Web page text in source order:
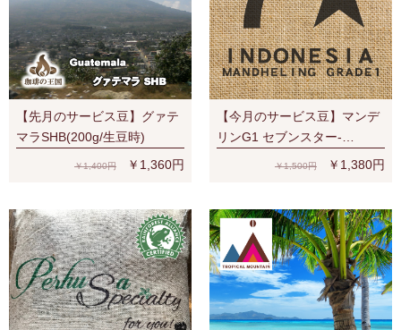
【先月のサービス豆】グァテ
マラSHB(200g/生豆時)
￥1,400円 ￥1,360円
【今月のサービス豆】マンデ
リンG1 セブンスター-
SevenStars (200g/生豆時) RA
￥1,500円 ￥1,380円